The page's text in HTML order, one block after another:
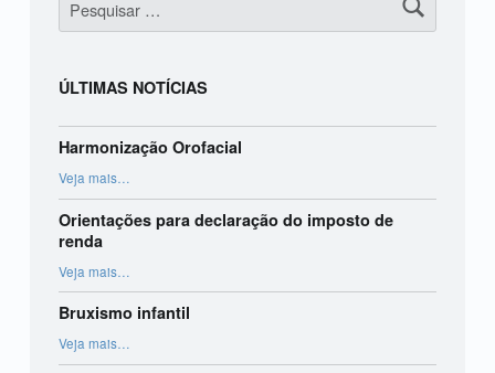
ÚLTIMAS NOTÍCIAS
Harmonização Orofacial
Veja mais…
Orientações para declaração do imposto de
renda
Veja mais“Orientações para declaração do imposto de renda”
…
Bruxismo infantil
Veja mais…